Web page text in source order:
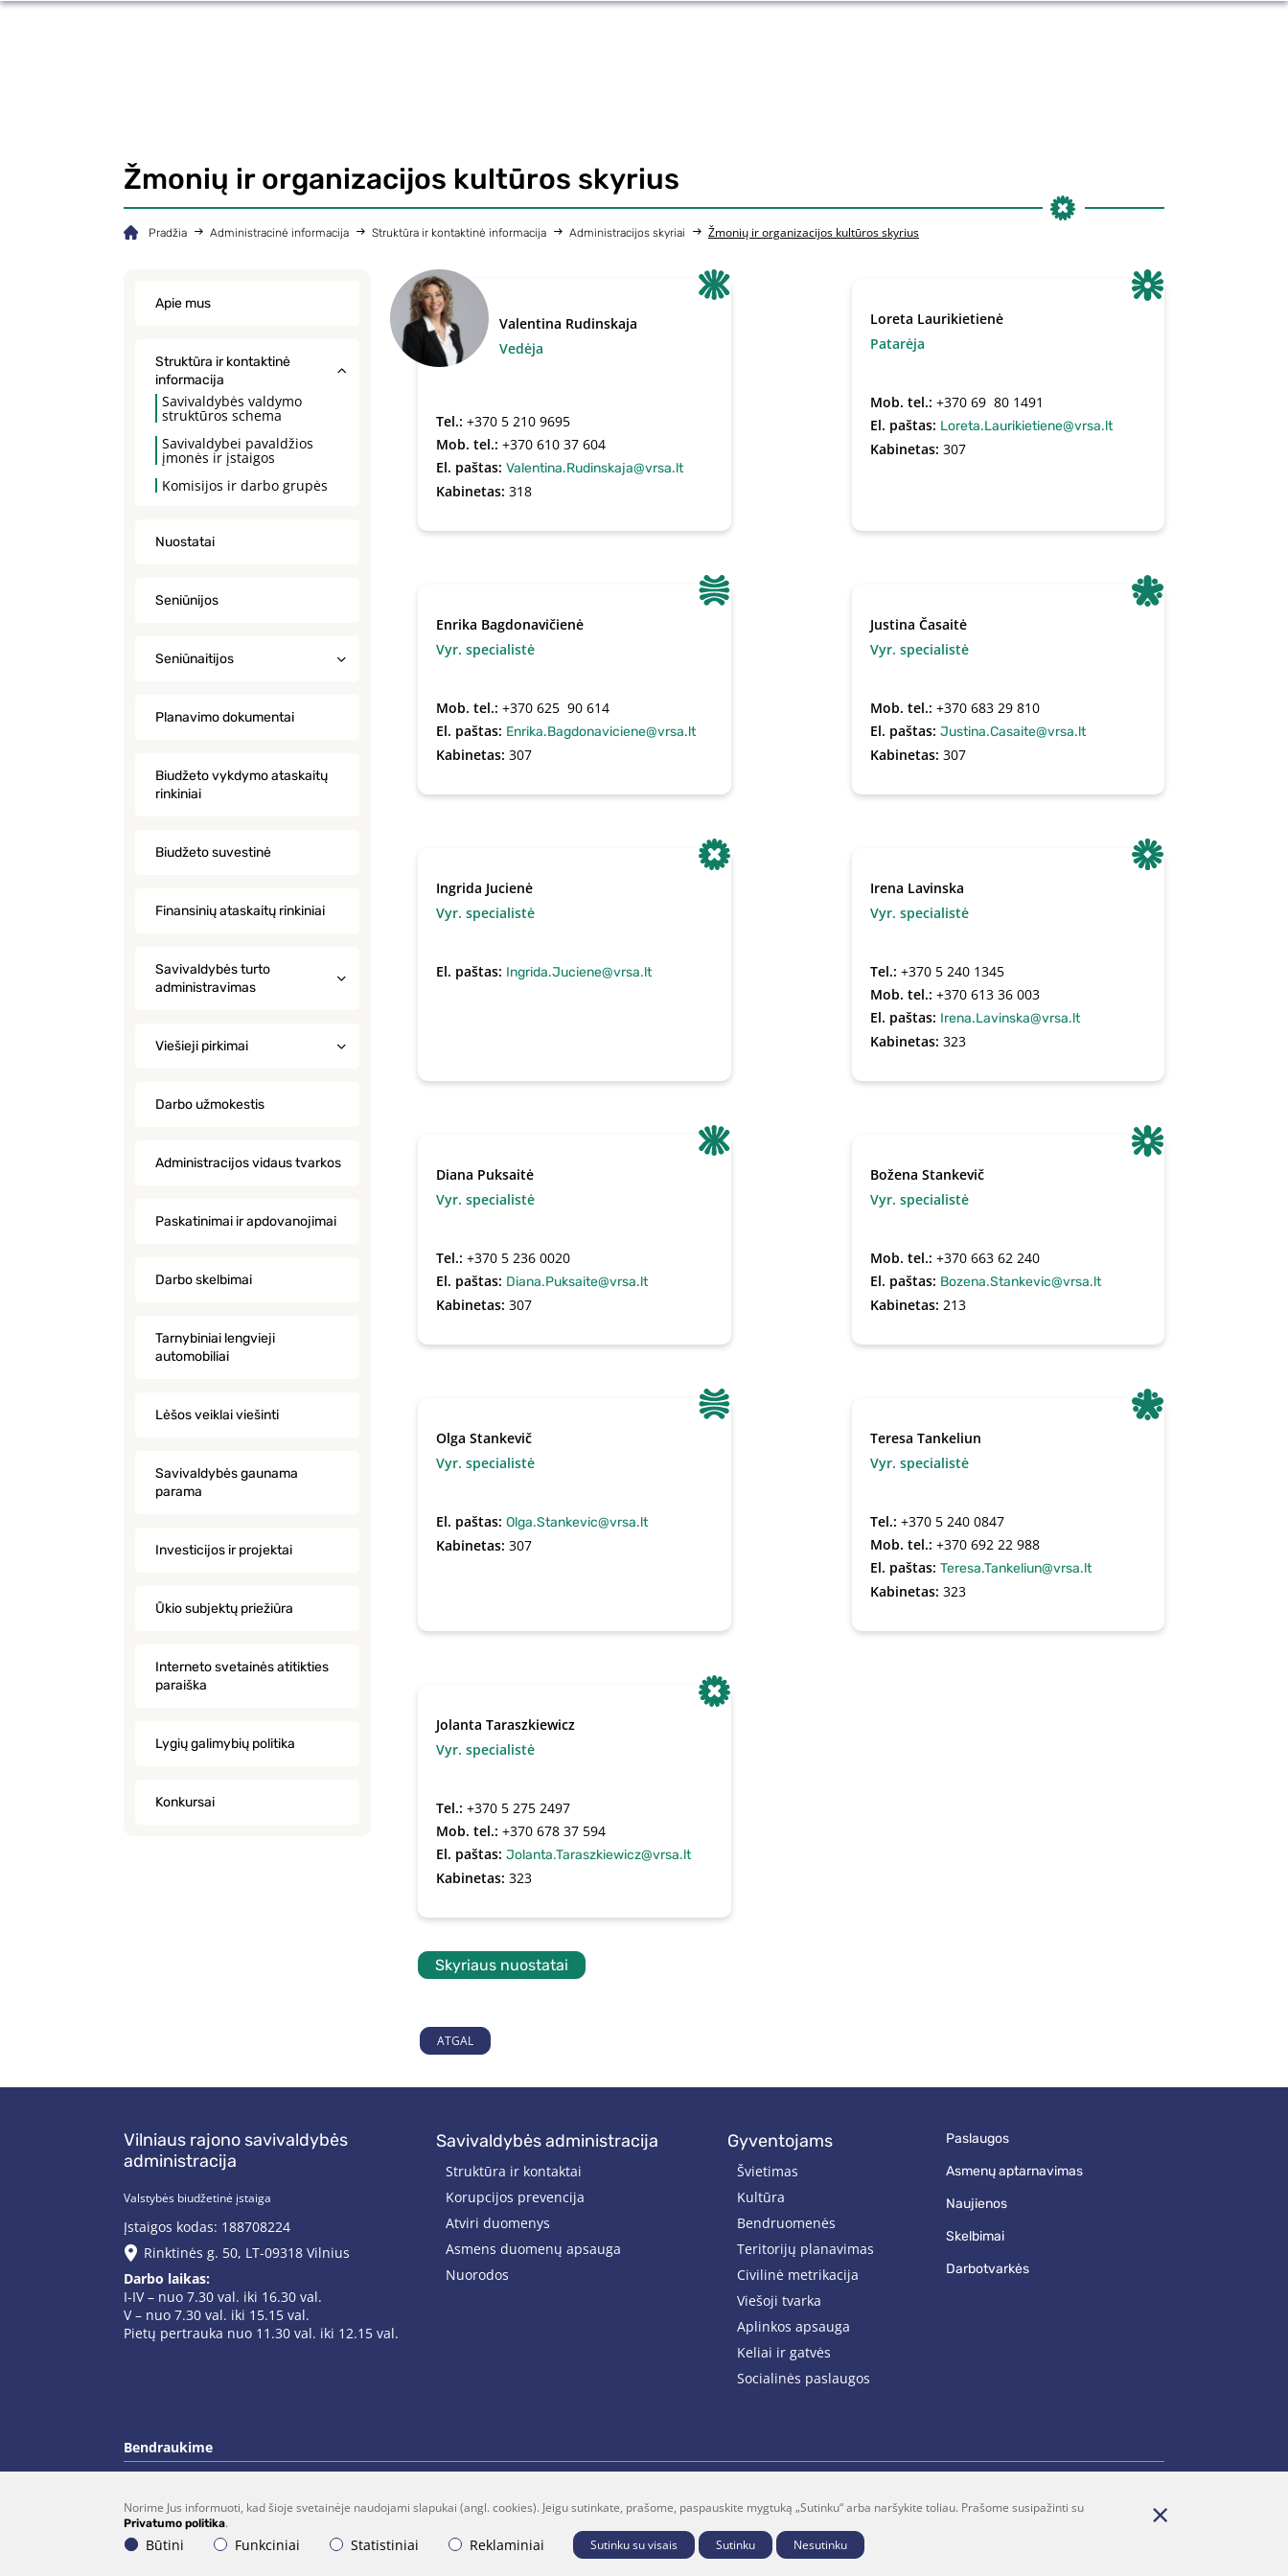
Žmonių ir organizacijos kultūros skyrius
Pradžia Administracinė informacija Struktūra ir kontaktinė informacija Administracijos skyriai Žmonių ir organizacijos kultūros skyrius
Apie mus
Struktūra ir kontaktinė
informacija
Savivaldybės valdymo
struktūros schema
Savivaldybei pavaldžios
įmonės ir įstaigos
Komisijos ir darbo grupės
Nuostatai
Seniūnijos
Seniūnaitijos
Planavimo dokumentai
Biudžeto vykdymo ataskaitų
rinkiniai
Biudžeto suvestinė
Finansinių ataskaitų rinkiniai
Savivaldybės turto
administravimas
Viešieji pirkimai
Darbo užmokestis
Administracijos vidaus tvarkos
Paskatinimai ir apdovanojimai
Darbo skelbimai
Tarnybiniai lengvieji
automobiliai
Lėšos veiklai viešinti
Savivaldybės gaunama
parama
Investicijos ir projektai
Ūkio subjektų priežiūra
Interneto svetainės atitikties
paraiška
Lygių galimybių politika
Konkursai
Valentina Rudinskaja
Vedėja
Tel.:+370 5 210 9695
Mob. tel.:+370 610 37 604
El. paštas:Valentina.Rudinskaja@vrsa.lt
Kabinetas:318
Loreta Laurikietienė
Patarėja
Mob. tel.: +370 69  80 1491
El. paštas: Loreta.Laurikietiene@vrsa.lt
Kabinetas: 307
Enrika Bagdonavičienė
Vyr. specialistė
Mob. tel.:+370 625  90 614
El. paštas: Enrika.Bagdonaviciene@vrsa.lt
Kabinetas:307
Justina Časaitė
Vyr. specialistė
Mob. tel.: +370 683 29 810
El. paštas: Justina.Casaite@vrsa.lt
Kabinetas: 307
Ingrida Jucienė
Vyr. specialistė
El. paštas: Ingrida.Juciene@vrsa.lt
Irena Lavinska
Vyr. specialistė
Tel.: +370 5 240 1345
Mob. tel.: +370 613 36 003
El. paštas: Irena.Lavinska@vrsa.lt
Kabinetas: 323
Diana Puksaitė
Vyr. specialistė
Tel.:+370 5 236 0020
El. paštas: Diana.Puksaite@vrsa.lt
Kabinetas:307
Božena Stankevič
Vyr. specialistė
Mob. tel.: +370 663 62 240
El. paštas: Bozena.Stankevic@vrsa.lt
Kabinetas: 213
Olga Stankevič
Vyr. specialistė
El. paštas:Olga.Stankevic@vrsa.lt
Kabinetas:307
Teresa Tankeliun
Vyr. specialistė
Tel.: +370 5 240 0847
Mob. tel.: +370 692 22 988
El. paštas: Teresa.Tankeliun@vrsa.lt
Kabinetas: 323
Jolanta Taraszkiewicz
Vyr. specialistė
Tel.:+370 5 275 2497
Mob. tel.:+370 678 37 594
El. paštas:Jolanta.Taraszkiewicz@vrsa.lt
Kabinetas:323
Skyriaus nuostatai
ATGAL
Vilniaus rajono savivaldybės
administracija
Valstybės biudžetinė įstaiga
Įstaigos kodas: 188708224
Rinktinės g. 50, LT-09318 Vilnius
Darbo laikas:
I-IV – nuo 7.30 val. iki 16.30 val.
V – nuo 7.30 val. iki 15.15 val.
Pietų pertrauka nuo 11.30 val. iki 12.15 val.
savivaldybės administracija
Struktūra ir kontaktai
Korupcijos prevencija
Atviri duomenys
Asmens duomenų apsauga
Nuorodos
gyventojams
Švietimas
Kultūra
Bendruomenės
Teritorijų planavimas
Civilinė metrikacija
Viešoji tvarka
Aplinkos apsauga
Keliai ir gatvės
Socialinės paslaugos
paslaugos
asmenų aptarnavimas
naujienos
skelbimai
darbotvarkės
Bendraukime
(0 5)  275 1990 vrsa@vrsa.lt Facebook Youtube Prenumerata Parašykite mums
Norime Jus informuoti, kad šioje svetainėje naudojami slapukai (angl. cookies). Jeigu sutinkate, prašome, paspauskite mygtuką „Sutinku“ arba naršykite toliau. Prašome susipažinti su
Privatumo politika.
Būtini Funkciniai Statistiniai Reklaminiai Sutinku su visais Sutinku Nesutinku